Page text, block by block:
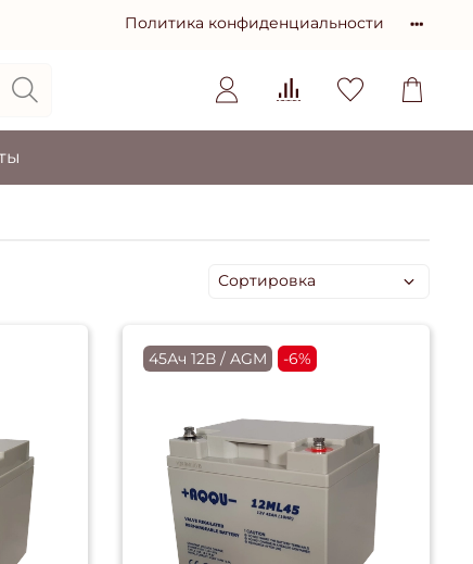
Политика конфиденциальности
45Ач 12В / AGM -6%